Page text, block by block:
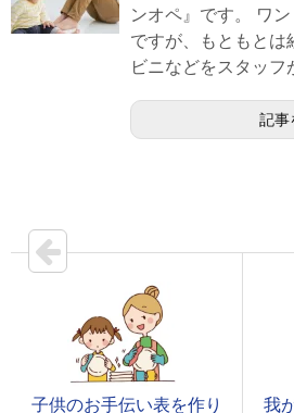
ンオペ』です。 ワ
ですが、もともとは
ビニなどをスタッフ
記事
子供のお手伝い表を作り
我